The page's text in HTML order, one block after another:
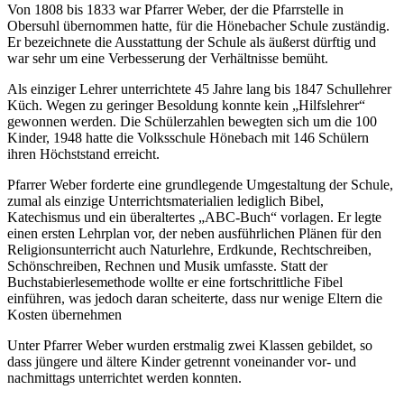
Von 1808 bis 1833 war Pfarrer Weber, der die Pfarrstelle in
Obersuhl übernommen hatte, für die Hönebacher Schule zuständig.
Er bezeichnete die Ausstattung der Schule als äußerst dürftig und
war sehr um eine Verbesserung der Verhältnisse bemüht.
Als einziger Lehrer unterrichtete 45 Jahre lang bis 1847 Schullehrer
Küch. Wegen zu geringer Besoldung konnte kein „Hilfslehrer“
gewonnen werden. Die Schülerzahlen bewegten sich um die 100
Kinder, 1948 hatte die Volksschule Hönebach mit 146 Schülern
ihren Höchststand erreicht.
Pfarrer Weber forderte eine grundlegende Umgestaltung der Schule,
zumal als einzige Unterrichtsmaterialien lediglich Bibel,
Katechismus und ein überaltertes „ABC-Buch“ vorlagen. Er legte
einen ersten Lehrplan vor, der neben ausführlichen Plänen für den
Religionsunterricht auch Naturlehre, Erdkunde, Rechtschreiben,
Schönschreiben, Rechnen und Musik umfasste. Statt der
Buchstabierlesemethode wollte er eine fortschrittliche Fibel
einführen, was jedoch daran scheiterte, dass nur wenige Eltern die
Kosten übernehmen
Unter Pfarrer Weber wurden erstmalig zwei Klassen gebildet, so
dass jüngere und ältere Kinder getrennt voneinander vor- und
nachmittags unterrichtet werden konnten.